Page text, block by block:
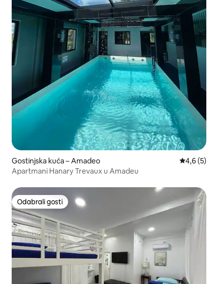
Gostinjska kuća – Amadeo Prosječna
4,6 (5)
Apartmani Hanary Trevaux u Amadeu
Odabrali gosti
Odabrali gosti